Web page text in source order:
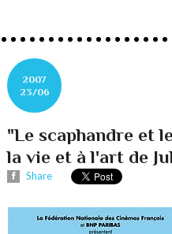
2007
23/06
"Le scaphandre et
la vie et à l'art de
Share